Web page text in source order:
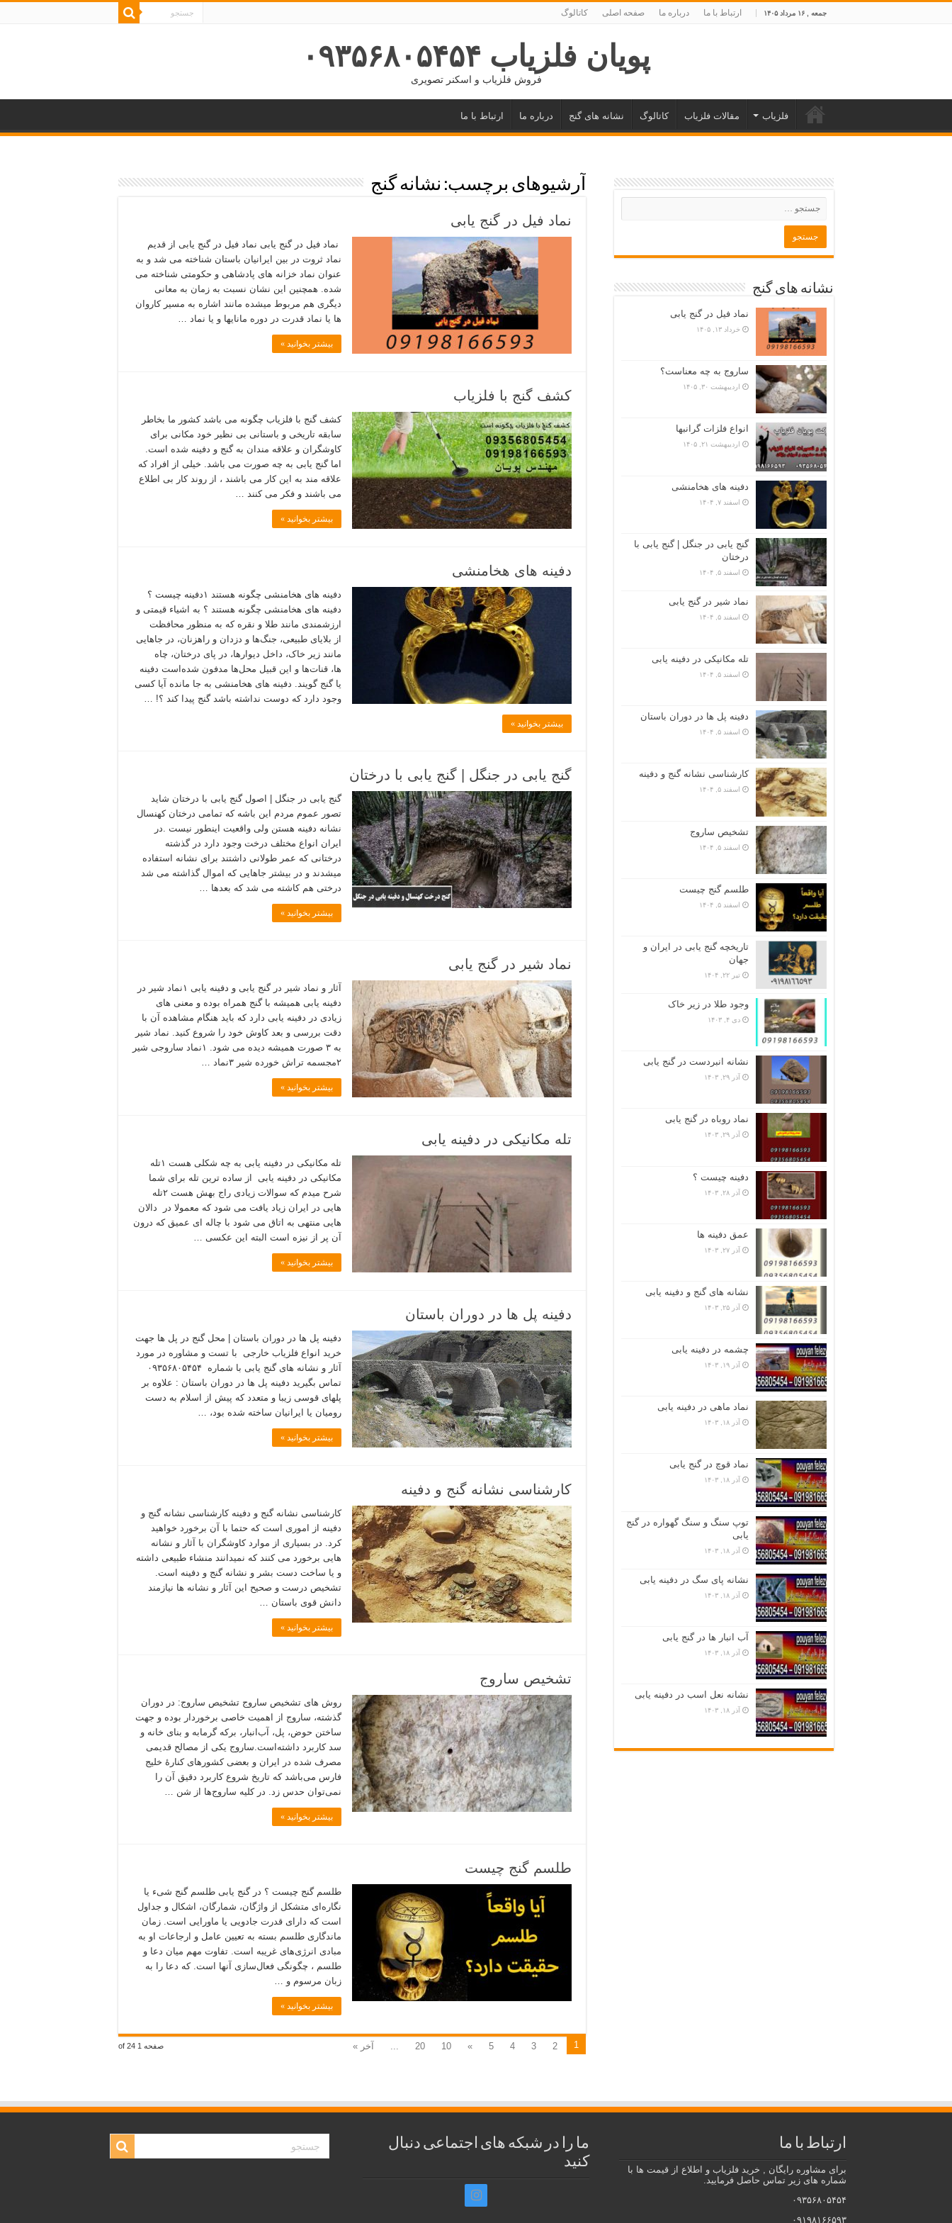
جمعه , ۱۶ مرداد ۱۴۰۵ ارتباط با ما درباره ما صفحه اصلی کاتالوگ
پویان فلزیاب ۰۹۳۵۶۸۰۵۴۵۴
فروش فلزیاب و اسکنر تصویری
فلزیاب مقالات فلزیاب کاتالوگ نشانه های گنج درباره ما ارتباط با ما
آرشیوهای برچسب: نشانه گنج
نماد فیل در گنج یابی
نماد فیل در گنج یابی نماد فیل در گنج یابی از قدیم
نماد ثروت در بین ایرانیان باستان شناخته می شد و به
عنوان نماد خزانه های پادشاهی و حکومتی شناخته می
شده. همچنین این نشان نسبت به زمان به معانی
دیگری هم مربوط میشده مانند اشاره به مسیر کاروان
ها یا نماد قدرت در دوره مانایها و یا نماد …
بیشتر بخوانید »
کشف گنج با فلزیاب
کشف گنج با فلزیاب چگونه می باشد کشور ما بخاطر
سابقه تاریخی و باستانی بی نظیر خود مکانی برای
کاوشگران و علاقه مندان به گنج و دفینه شده است.
اما گنج یابی به چه صورت می باشد. خیلی از افراد که
علاقه مند به این کار می باشند ، از روند کار بی اطلاع
می باشند و فکر می کنند …
بیشتر بخوانید »
دفینه های هخامنشی
دفینه های هخامنشی چگونه هستند ۱دفینه چیست ؟
دفینه های هخامنشی چگونه هستند ؟ به اشیاء قیمتی و
ارزشمندی مانند طلا و نقره که به منظور محافظت
از بلایای طبیعی، جنگ‌ها و دزدان و راهزنان، در جاهایی
مانند زیر خاک، داخل دیوارها، در پای درختان، چاه
ها، قنات‌ها و این قبیل محل‌ها مدفون شده‌است دفینه
یا گنج گویند. دفینه های هخامنشی به جا مانده آیا کسی
وجود دارد که دوست نداشته باشد گنج پیدا کند ؟! …
بیشتر بخوانید »
گنج یابی در جنگل | گنج یابی با درختان
گنج یابی در جنگل | اصول گنج یابی با درختان شاید
تصور عموم مردم این باشه که تمامی درختان کهنسال
نشانه دفینه هستن ولی واقعیت اینطور نیست .در
ایران انواع مختلف درخت وجود دارد در گذشته
درختانی که عمر طولانی داشتند برای نشانه استفاده
میشدند و در بیشتر جاهایی که اموال گذاشته می شد
درختی هم کاشته می شد که بعدها …
بیشتر بخوانید »
نماد شیر در گنج یابی
آثار و نماد شیر در گنج یابی و دفینه یابی ۱نماد شیر در
دفینه یابی همیشه با گنج همراه بوده و معنی های
زیادی در دفینه یابی دارد که باید هنگام مشاهده آن با
دقت بررسی و بعد کاوش خود را شروع کنید. نماد شیر
به ۳ صورت همیشه دیده می شود. ۱نماد ساروجی شیر
۲مجسمه تراش خورده شیر ۳نماد …
بیشتر بخوانید »
تله مکانیکی در دفینه یابی
تله مکانیکی در دفینه یابی به چه شکلی هست ۱تله
مکانیکی در دفینه یابی از ساده ترین تله برای شما
شرح میدم که سوالات زیادی راج بهش هست ۲تله
هایی در ایران زیاد یافت می شود که معمولا در دالان
هایی منتهی به اتاق می شود با چاله ای عمیق که درون
آن پر از نیزه است البته این عکسی …
بیشتر بخوانید »
دفینه پل ها در دوران باستان
دفینه پل ها در دوران باستان | محل گنج در پل ها جهت
خرید انواع فلزیاب خارجی با تست و مشاوره در مورد
آثار و نشانه های گنج یابی با شماره ۰۹۳۵۶۸۰۵۴۵۴
تماس بگیرید دفینه پل ها در دوران باستان : علاوه‌ بر
پلهای‌ قوسی‌ زیبا و متعدد که‌ پیش‌ از اسلام‌ به‌ دست‌
رومیان‌ یا ایرانیان‌ ساخته‌ شده‌ بود، …
بیشتر بخوانید »
کارشناسی نشانه گنج و دفینه
کارشناسی نشانه گنج و دفینه کارشناسی نشانه گنج و
دفینه از اموری است که حتما با آن برخورد خواهید
کرد. در بسیاری از موارد کاوشگران با آثار و نشانه
هایی برخورد می کنند که نمیدانند منشاء طبیعی داشته
و یا ساخت دست بشر و نشانه گنج و دفینه است.
تشخیص درست و صحیح این آثار و نشانه ها نیازمند
دانش قوی باستان …
بیشتر بخوانید »
تشخیص ساروج
روش های تشخیص ساروج تشخیص ساروج: در دوران
گذشته، ساروج از اهمیت خاصی برخوردار بوده و جهت
ساختن حوض، پل، آب‌انبار، برکه گرمابه و بنای خانه و
سد کاربرد داشته‌است.ساروج یکی از مصالح قدیمی
مصرف شده در ایران و بعضی کشورهای کنارهٔ خلیج
فارس می‌باشد که تاریخ شروع کاربرد دقیق آن را
نمی‌توان حدس زد. در کلیه ساروج‌ها از شن …
بیشتر بخوانید »
طلسم گنج چیست
طلسم گنج چیست ؟ در گنج یابی طلسم گنج شیء یا
نگاره‌ای متشکل از واژگان، شمارگان، اشکال و جداول
است که دارای قدرت جادویی یا ماورایی است. زمان
ماندگاری طلسم بسته به تعیین عامل و ارجاعات او به
مبادی انرژی‌های غریبه است. تفاوت مهم میان دعا و
طلسم ، چگونگی فعال‌سازی آنها است. که دعا را به
زبان مرسوم و …
بیشتر بخوانید »
صفحه 1 of 24 1
2
3
4
5
»
10
20
... آخر »
نشانه های گنج
نماد فیل در گنج یابی
خرداد ۱۳, ۱۴۰۵
ساروج به چه معناست؟
اردیبهشت ۳۰, ۱۴۰۵
انواع فلزات گرانبها
اردیبهشت ۲۱, ۱۴۰۵
دفینه های هخامنشی
اسفند ۷, ۱۴۰۴
گنج یابی در جنگل | گنج یابی با
درختان
اسفند ۵, ۱۴۰۴
نماد شیر در گنج یابی
اسفند ۵, ۱۴۰۴
تله مکانیکی در دفینه یابی
اسفند ۵, ۱۴۰۴
دفینه پل ها در دوران باستان
اسفند ۵, ۱۴۰۴
کارشناسی نشانه گنج و دفینه
اسفند ۵, ۱۴۰۴
تشخیص ساروج
اسفند ۵, ۱۴۰۴
طلسم گنج چیست
اسفند ۵, ۱۴۰۴
تاریخچه گنج‌ یابی در ایران و
جهان
تیر ۲۲, ۱۴۰۴
وجود طلا در زیر خاک
دی ۴, ۱۴۰۳
نشانه انبردست در گنج یابی
آذر ۲۹, ۱۴۰۳
نماد روباه در گنج یابی
آذر ۲۹, ۱۴۰۳
دفینه چیست ؟
آذر ۲۸, ۱۴۰۳
عمق دفینه ها
آذر ۲۷, ۱۴۰۳
نشانه های گنج و دفینه یابی
آذر ۲۵, ۱۴۰۳
چشمه در دفینه یابی
آذر ۱۹, ۱۴۰۳
نماد ماهی در دفینه یابی
آذر ۱۸, ۱۴۰۳
نماد قوچ در گنج یابی
آذر ۱۸, ۱۴۰۳
توپ سنگ و سنگ گهواره در گنج
یابی
آذر ۱۸, ۱۴۰۳
نشانه پای سگ در دفینه یابی
آذر ۱۸, ۱۴۰۳
آب انبار ها در گنج یابی
آذر ۱۸, ۱۴۰۳
نشانه نعل اسب در دفینه یابی
آذر ۱۸, ۱۴۰۳
ارتباط با ما
برای مشاوره رایگان , خرید فلزیاب و اطلاع از قیمت ها با
شماره های زیر تماس حاصل فرمایید.
۰۹۳۵۶۸۰۵۴۵۴
۰۹۱۹۸۱۶۶۵۹۳
ما را در شبکه های اجتماعی دنبال
کنید